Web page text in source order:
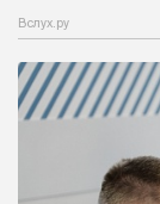
Вслух.ру